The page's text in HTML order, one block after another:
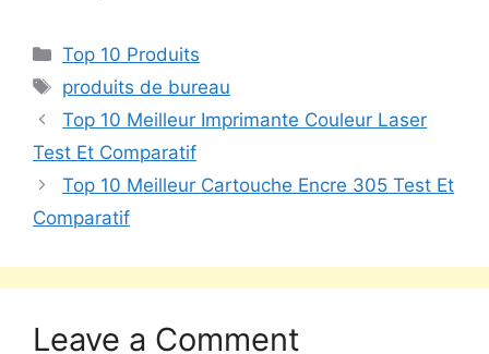
Top 10 Produits
produits de bureau
Top 10 Meilleur Imprimante Couleur Laser
Test Et Comparatif
Top 10 Meilleur Cartouche Encre 305 Test Et
Comparatif
Leave a Comment